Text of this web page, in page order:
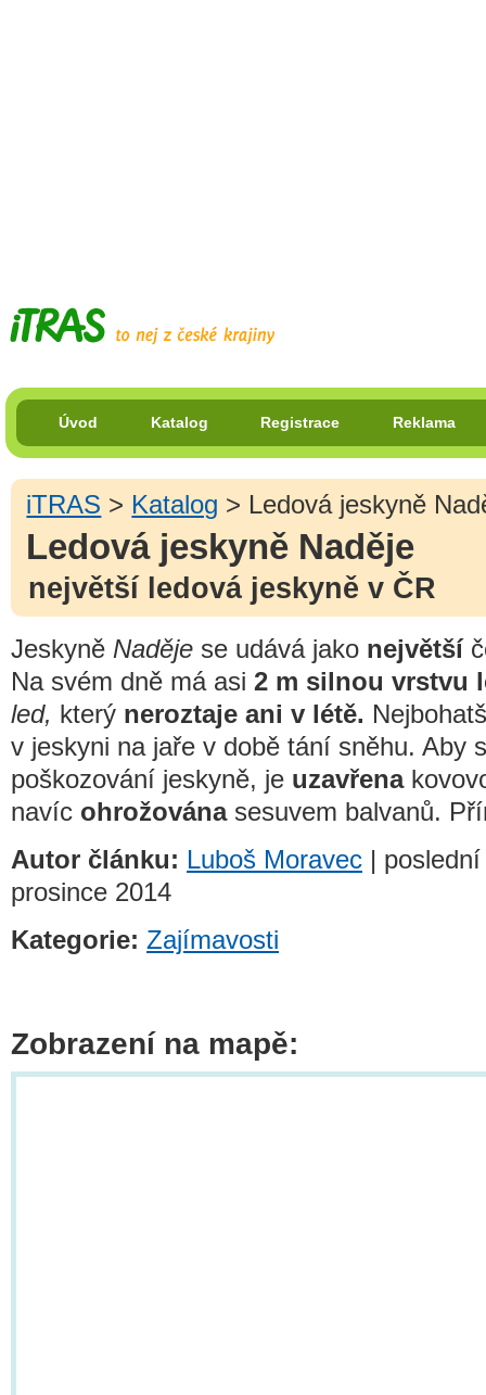
Úvod Katalog Registrace Reklama
iTRAS > Katalog > Ledová jeskyně
Ledová jeskyně Naděje
největší ledová jeskyně v ČR
Jeskyně Naděje se udává jako největší
Na svém dně má asi 2 m silnou vrstvu
led, který neroztaje ani v létě.
v jeskyni na jaře v době tání sněhu. Aby
poškozování jeskyně, je uzavřena
navíc ohrožovánasesuvem balvanů.
Autor článku: Luboš Moravec |
prosince 2014
Kategorie: Zajímavosti
Zobrazení na mapě: